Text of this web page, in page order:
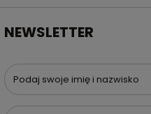
NEWSLETTER
Podaj swoje imię i nazwisko